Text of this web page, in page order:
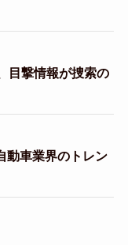
目撃情報が捜索の
動車業界のトレン